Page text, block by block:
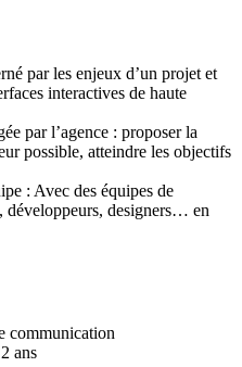
par les enjeux d’un projet et
interactives de haute
par l’agence : proposer la
possible, atteindre les objectifs
: Avec des équipes de
développeurs, designers… en
communication
ans